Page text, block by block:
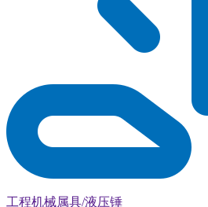
工程机械属具/液压锤